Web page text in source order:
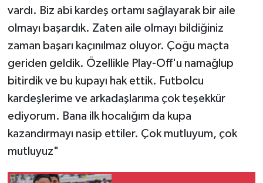
vardı. Biz abi kardeş ortamı sağlayarak bir aile
olmayı başardık. Zaten aile olmayı bildiğiniz
zaman başarı kaçınılmaz oluyor. Çoğu maçta
geriden geldik. Özellikle Play-Off'u namağlup
bitirdik ve bu kupayı hak ettik. Futbolcu
kardeşlerime ve arkadaşlarıma çok teşekkür
ediyorum. Bana ilk hocalığım da kupa
kazandırmayı nasip ettiler. Çok mutluyum, çok
mutluyuz"
Spor
Ulusal
Yaşam